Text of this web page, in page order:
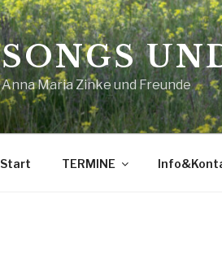
SONGS
Anna Maria Zinke und Freunde
Start TERMINE